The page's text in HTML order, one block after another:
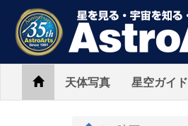
Home天体写真 星空ガイド